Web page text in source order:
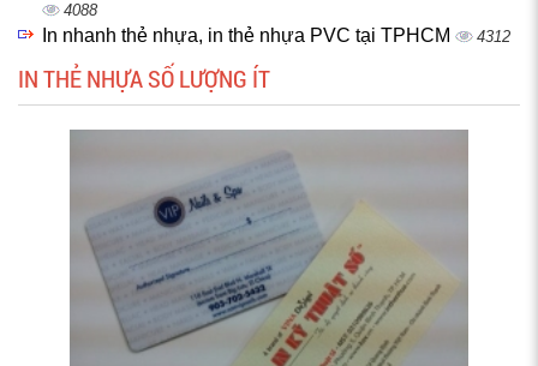
4088
In nhanh thẻ nhựa, in thẻ nhựa PVC tại TPHCM 4312
IN THẺ NHỰA SỐ LƯỢNG ÍT